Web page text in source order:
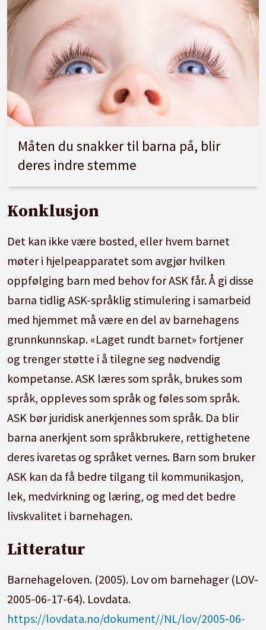
Måten du snakker til barna på, blir
deres indre stemme
Konklusjon
Det kan ikke være bosted, eller hvem barnet
møter i hjelpeapparatet som avgjør hvilken
oppfølging barn med behov for ASK får. Å gi disse
barna tidlig ASK-språklig stimulering i samarbeid
med hjemmet må være en del av barnehagens
grunnkunnskap. «Laget rundt barnet» fortjener
og trenger støtte i å tilegne seg nødvendig
kompetanse. ASK læres som språk, brukes som
språk, oppleves som språk og føles som språk.
ASK bør juridisk anerkjennes som språk. Da blir
barna anerkjent som språkbrukere, rettighetene
deres ivaretas og språket vernes. Barn som bruker
ASK kan da få bedre tilgang til kommunikasjon,
lek, medvirkning og læring, og med det bedre
livskvalitet i barnehagen.
Litteratur
Barnehageloven. (2005). Lov om barnehager (LOV-
2005-06-17-64). Lovdata.
https://lovdata.no/dokument//NL/lov/2005-06-